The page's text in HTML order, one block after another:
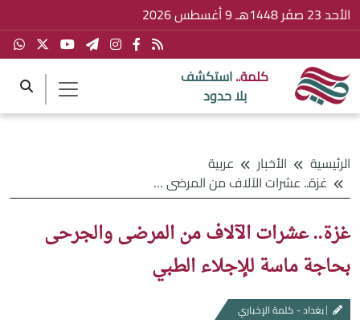
الأحد 23 صفَر 1448هـ 9 أغسطس 2026
كلمة..استكشف
بلا حدود
الرئيسية الأخبار
عربية
غزة.. عشرات الآلاف من المرضى والجرحى بحاجة ماسة للإجلاء الطبي
غزة.. عشرات الآلاف من المرضى والجرحى
بحاجة ماسة للإجلاء الطبي
بغداد - كلمة الإخباري